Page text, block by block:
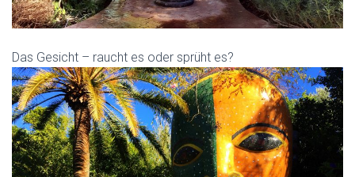
Das Gesicht – raucht es oder sprüht es?